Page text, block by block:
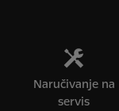
Naručivanje na
servis